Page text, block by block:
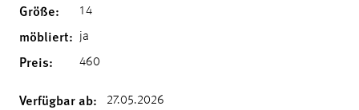
Größe: 14
möbliert: ja
Preis: 460
Verfügbar ab: 27.05.2026
cookie_consent
Optionen des Benutzers